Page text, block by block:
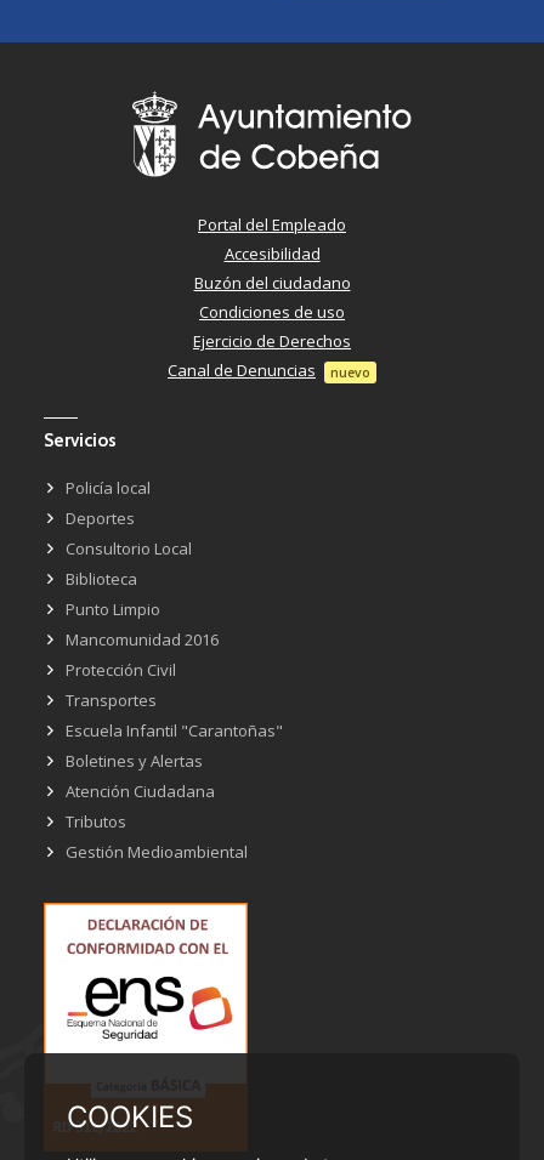
COOKIES
Portal del Empleado
Accesibilidad
Buzón del ciudadano
Condiciones de uso
Ejercicio de Derechos
Canal de Denuncias
nuevo
Servicios
Policía local
Deportes
Consultorio Local
Biblioteca
Punto Limpio
Mancomunidad 2016
Protección Civil
Transportes
Escuela Infantil "Carantoñas"
Boletines y Alertas
Atención Ciudadana
Tributos
Gestión Medioambiental